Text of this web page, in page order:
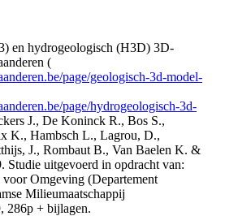
en hydrogeologisch (H3D) 3D-
(
page/geologisch-3d-model-
page/hydrogeologisch-3d-
J., De Koninck R., Bos S.,
K., Hambsch L., Lagrou, D.,
J., Rombaut B., Van Baelen K. &
Studie uitgevoerd in opdracht van:
voor Omgeving (Departement
Milieumaatschappij
286p + bijlagen.